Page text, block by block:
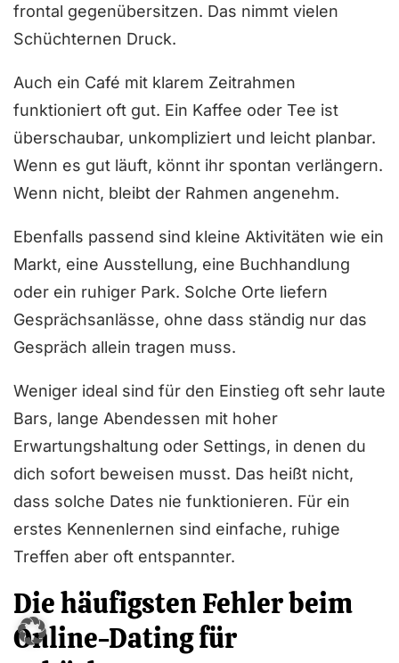
frontal gegenübersitzen. Das nimmt vielen
Schüchternen Druck.
Auch ein Café mit klarem Zeitrahmen
funktioniert oft gut. Ein Kaffee oder Tee ist
überschaubar, unkompliziert und leicht planbar.
Wenn es gut läuft, könnt ihr spontan verlängern.
Wenn nicht, bleibt der Rahmen angenehm.
Ebenfalls passend sind kleine Aktivitäten wie ein
Markt, eine Ausstellung, eine Buchhandlung
oder ein ruhiger Park. Solche Orte liefern
Gesprächsanlässe, ohne dass ständig nur das
Gespräch allein tragen muss.
Weniger ideal sind für den Einstieg oft sehr laute
Bars, lange Abendessen mit hoher
Erwartungshaltung oder Settings, in denen du
dich sofort beweisen musst. Das heißt nicht,
dass solche Dates nie funktionieren. Für ein
erstes Kennenlernen sind einfache, ruhige
Treffen aber oft entspannter.
Die häufigsten Fehler beim
Online-Dating für